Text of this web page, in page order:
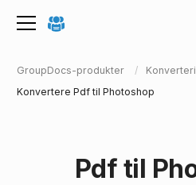
GroupDocs-produkter
Konvertere Pdf til Photoshop
Pdf til